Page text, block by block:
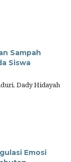
Sampah
Siswa
Dady Hidayah
Emosi